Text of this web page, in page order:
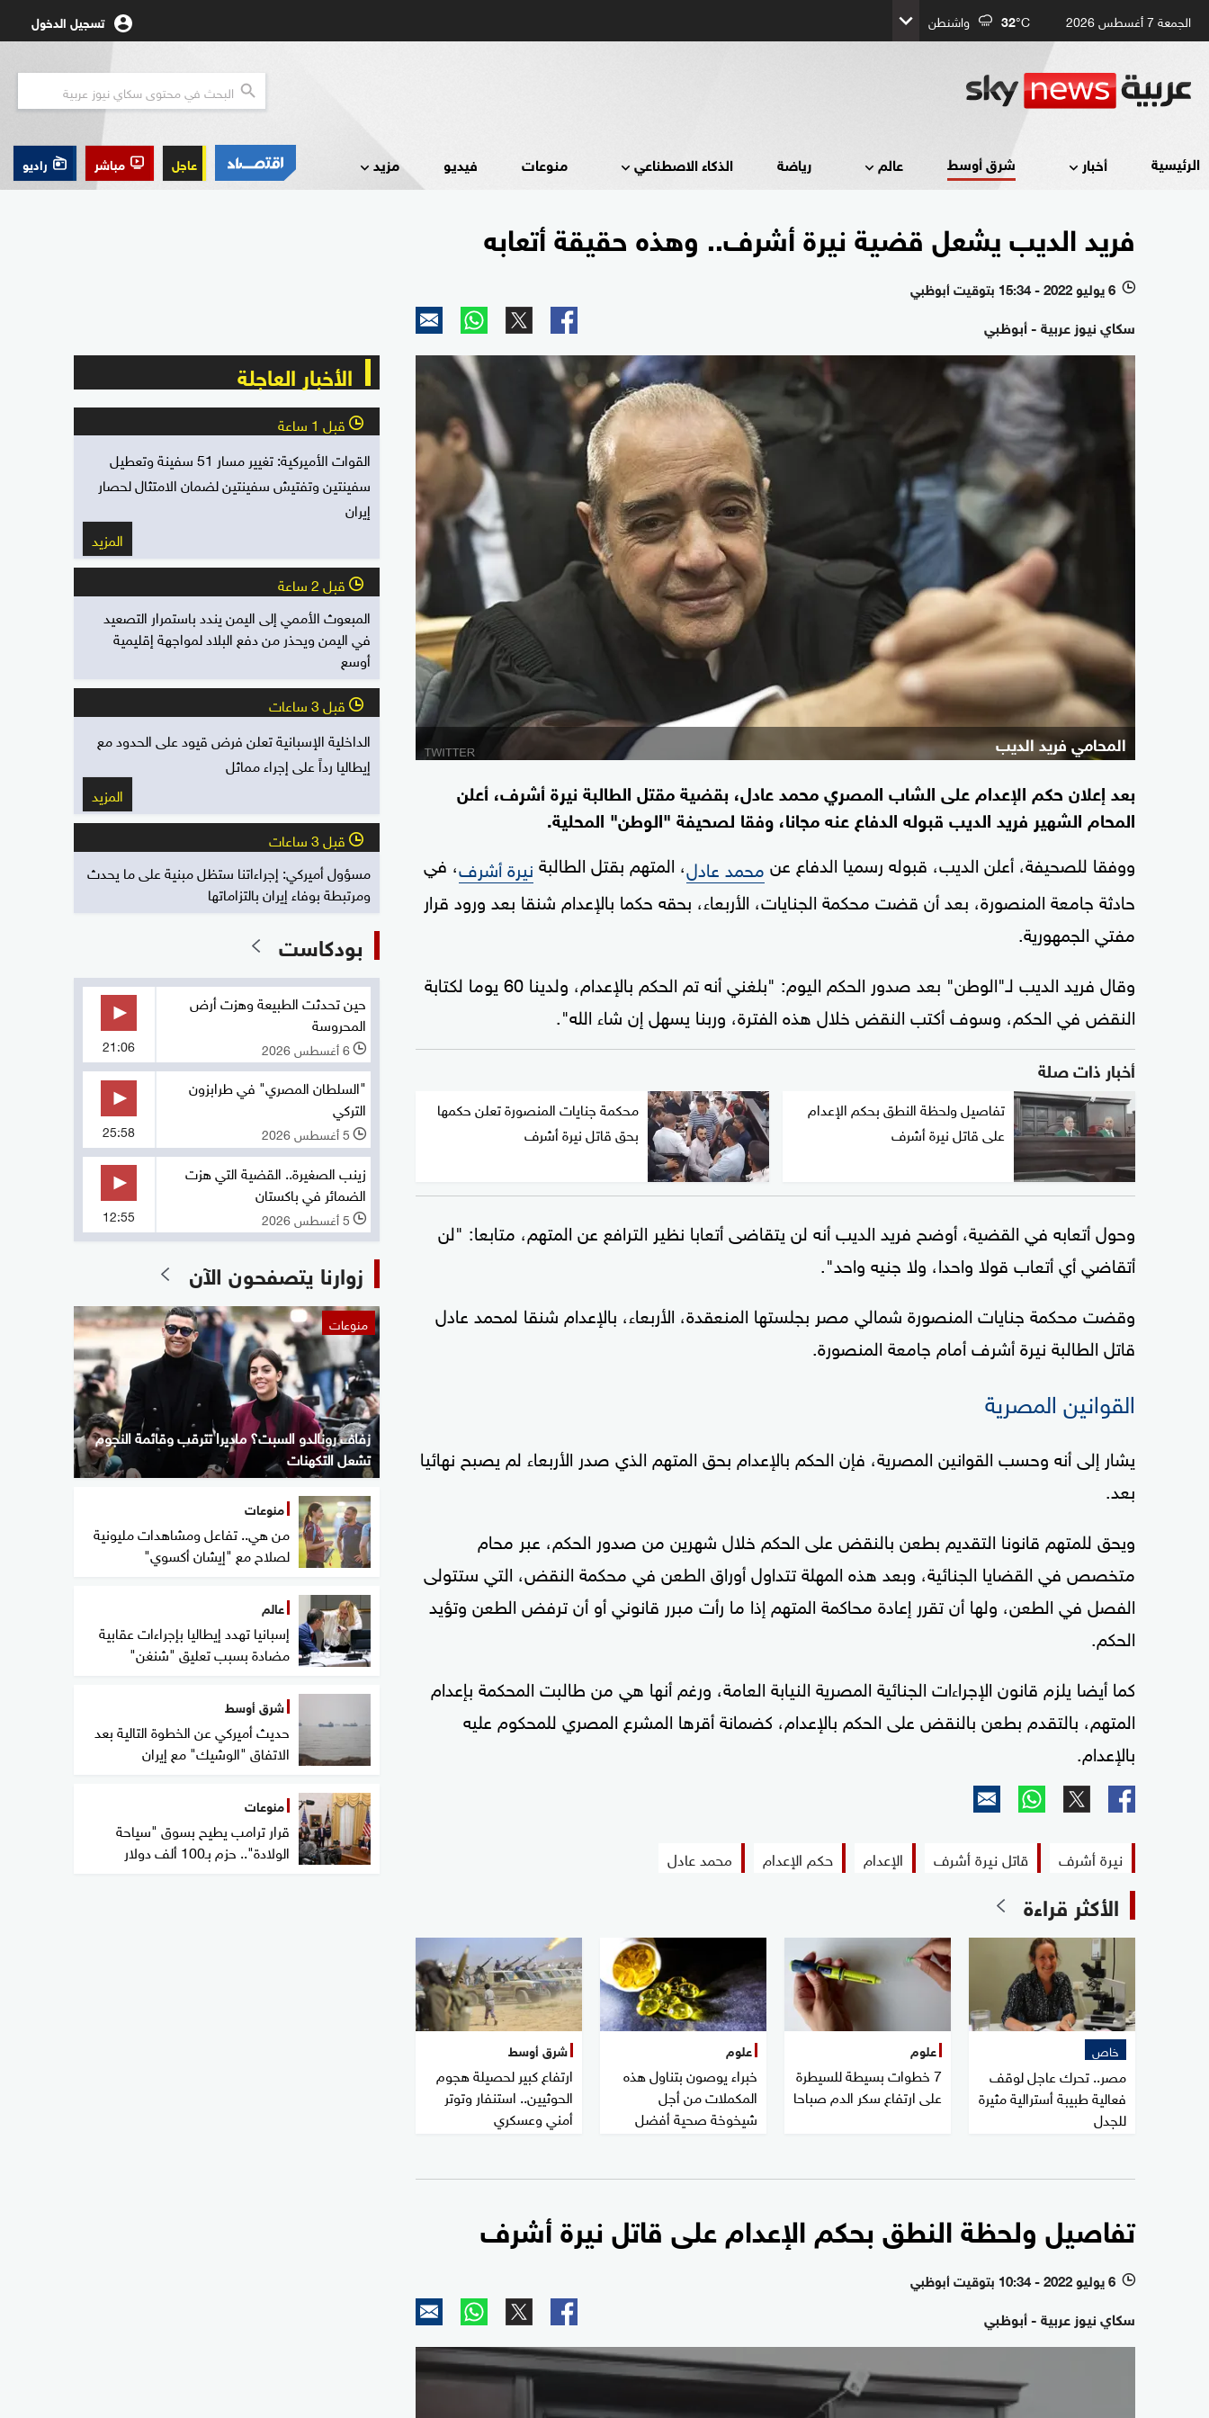
الجمعة 7 أغسطس 2026 32°C واشنطن تسجيل الدخول
الرئيسية أخبار شرق أوسط عالم رياضة الذكاء الاصطناعي منوعات فيديو مزيد عاجل مباشر راديو
فريد الديب يشعل قضية نيرة أشرف.. وهذه حقيقة أتعابه
l 6 يوليو 2022 - 15:34 بتوقيت أبوظبي
سكاي نيوز عربية - أبوظبي
المحامي فريد الديب
بعد إعلان حكم الإعدام على الشاب المصري محمد عادل، بقضية مقتل الطالبة نيرة أشرف، أعلن
المحام الشهير فريد الديب قبوله الدفاع عنه مجانا، وفقا لصحيفة "الوطن" المحلية.
ووفقا للصحيفة، أعلن الديب، قبوله رسميا الدفاع عن محمد عادل، المتهم بقتل الطالبة نيرة أشرف، في
حادثة جامعة المنصورة، بعد أن قضت محكمة الجنايات، الأربعاء، بحقه حكما بالإعدام شنقا بعد ورود قرار
مفتي الجمهورية.
وقال فريد الديب لـ"الوطن" بعد صدور الحكم اليوم: "بلغني أنه تم الحكم بالإعدام، ولدينا 60 يوما لكتابة
النقض في الحكم، وسوف أكتب النقض خلال هذه الفترة، وربنا يسهل إن شاء الله".
أخبار ذات صلة
تفاصيل ولحظة النطق بحكم الإعدام
على قاتل نيرة أشرف
محكمة جنايات المنصورة تعلن حكمها
بحق قاتل نيرة أشرف
وحول أتعابه في القضية، أوضح فريد الديب أنه لن يتقاضى أتعابا نظير الترافع عن المتهم، متابعا: "لن
أتقاضي أي أتعاب قولا واحدا، ولا جنيه واحد".
وقضت محكمة جنايات المنصورة شمالي مصر بجلستها المنعقدة، الأربعاء، بالإعدام شنقا لمحمد عادل
قاتل الطالبة نيرة أشرف أمام جامعة المنصورة.
القوانين المصرية
يشار إلى أنه وحسب القوانين المصرية، فإن الحكم بالإعدام بحق المتهم الذي صدر الأربعاء لم يصبح نهائيا
بعد.
ويحق للمتهم قانونا التقديم بطعن بالنقض على الحكم خلال شهرين من صدور الحكم، عبر محام
متخصص في القضايا الجنائية، وبعد هذه المهلة تتداول أوراق الطعن في محكمة النقض، التي ستتولى
الفصل في الطعن، ولها أن تقرر إعادة محاكمة المتهم إذا ما رأت مبرر قانوني أو أن ترفض الطعن وتؤيد
الحكم.
كما أيضا يلزم قانون الإجراءات الجنائية المصرية النيابة العامة، ورغم أنها هي من طالبت المحكمة بإعدام
المتهم، بالتقدم بطعن بالنقض على الحكم بالإعدام، كضمانة أقرها المشرع المصري للمحكوم عليه
بالإعدام.
نيرة أشرف قاتل نيرة أشرف الإعدام حكم الإعدام محمد عادل
الأكثر قراءة
خاص
مصر.. تحرك عاجل لوقف
فعالية طبيبة أسترالية مثيرة
للجدل
علوم
7 خطوات بسيطة للسيطرة
على ارتفاع سكر الدم صباحا
علوم
خبراء يوصون بتناول هذه
المكملات من أجل
شيخوخة صحية أفضل
شرق أوسط
ارتفاع كبير لحصيلة هجوم
الحوثيين.. استنفار وتوتر
أمني وعسكري
تفاصيل ولحظة النطق بحكم الإعدام على قاتل نيرة أشرف
l 6 يوليو 2022 - 10:34 بتوقيت أبوظبي
سكاي نيوز عربية - أبوظبي
seconds
الأخبار العاجلة
l قبل 1 ساعة
القوات الأميركية: تغيير مسار 51 سفينة وتعطيل
سفينتين وتفتيش سفينتين لضمان الامتثال لحصار
إيران
المزيد
l قبل 2 ساعة
المبعوث الأممي إلى اليمن يندد باستمرار التصعيد
في اليمن ويحذر من دفع البلاد لمواجهة إقليمية
أوسع
l قبل 3 ساعات
الداخلية الإسبانية تعلن فرض قيود على الحدود مع
إيطاليا رداً على إجراء مماثل
المزيد
l قبل 3 ساعات
مسؤول أميركي: إجراءاتنا ستظل مبنية على ما يحدث
ومرتبطة بوفاء إيران بالتزاماتها
بودكاست
حين تحدثت الطبيعة وهزت أرض
المحروسة
l 6 أغسطس 2026 21:06
"السلطان المصري" في طرابزون
التركي
l 5 أغسطس 2026 25:58
زينب الصغيرة.. القضية التي هزت
الضمائر في باكستان
l 5 أغسطس 2026 12:55
زوارنا يتصفحون الآن
منوعات
زفاف رونالدو السبت؟ ماديرا تترقب وقائمة النجوم
تشعل التكهنات
منوعات
من هي.. تفاعل ومشاهدات مليونية
لصلاح مع "إيشان أكسوي"
عالم
إسبانيا تهدد إيطاليا بإجراءات عقابية
مضادة بسبب تعليق "شنغن"
شرق أوسط
حديث أميركي عن الخطوة التالية بعد
الاتفاق "الوشيك" مع إيران
منوعات
قرار ترامب يطيح بسوق "سياحة
الولادة".. حزم بـ100 ألف دولار